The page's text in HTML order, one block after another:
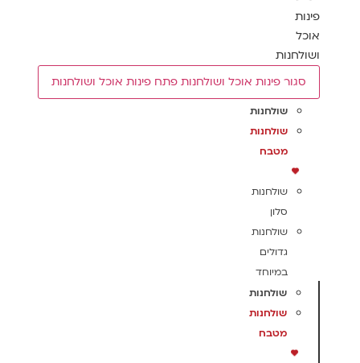
פינות
אוכל
ושולחנות
סגור פינות אוכל ושולחנות פתח פינות אוכל ושולחנות
שולחנות
שולחנות
מטבח
שולחנות
סלון
שולחנות
גדולים
במיוחד
שולחנות
שולחנות
מטבח